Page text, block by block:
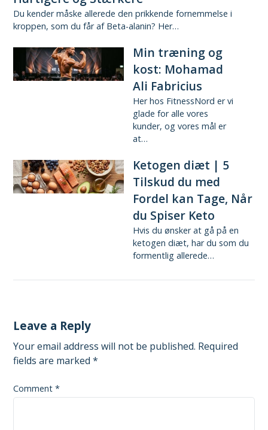
Du kender måske allerede den prikkende fornemmelse i
kroppen, som du får af Beta-alanin? Her…
Min træning og
kost: Mohamad
Ali Fabricius
Her hos FitnessNord er vi
glade for alle vores
kunder, og vores mål er
at…
Ketogen diæt | 5
Tilskud du med
Fordel kan Tage, Når
du Spiser Keto
Hvis du ønsker at gå på en
ketogen diæt, har du som du
formentlig allerede…
Leave a Reply
Your email address will not be published. Required
fields are marked*
Comment*